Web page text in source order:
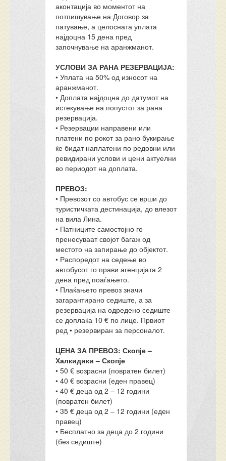
аконтација во моментот на
потпишување на Договор за
патување, а целосната уплата
најдоцна 15 дена пред
започнување на аранжманот.
УСЛОВИ ЗА РАНА РЕЗЕРВАЦИЈА:
• Уплата на 50% од износот на
аранжманот.
• Доплата најдоцна до датумот на
истекување на попустот за рана
резервација.
• Резервации направени или
платени по рокот за рано букирање
ќе бидат наплатени по редовни или
ревидирани услови и цени актуелни
во периодот на доплата.
ПРЕВОЗ:
• Превозот со автобус се врши до
туристичката дестинација, до влезот
на вила Лина.
• Патниците самостојно го
пренесуваат својот багаж од
местото на запирање до објектот.
• Распоредот на седење во
автобусот го прави агенцијата 2
дена пред поаѓањето.
• Плаќањето превоз значи
загарантирано седиште, а за
резервација на одредено седиште
се доплаќа 10 € по лице. Првиот
ред • резервиран за персоналот.
ЦЕНА ЗА ПРЕВОЗ: Скопје –
Халкидики – Скопје
• 50 € возрасни (повратен билет)
• 40 € возрасни (еден правец)
• 40 € деца од 2 – 12 години
(повратен билет)
• 35 € деца од 2 – 12 години (еден
правец)
• Бесплатно за деца до 2 години
(без седиште)